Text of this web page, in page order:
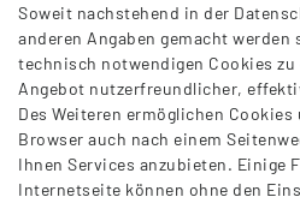
Soweit nachstehend in der
anderen Angaben gemacht werden
technisch notwendigen Cookies zu
Angebot nutzerfreundlicher,
Des Weiteren ermöglichen
Browser auch nach einem
Ihnen Services anzubieten. Einige
Internetseite können ohne den